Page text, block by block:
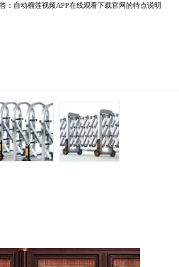
：自动榴莲视频APP在线观看下载官网的特点说明